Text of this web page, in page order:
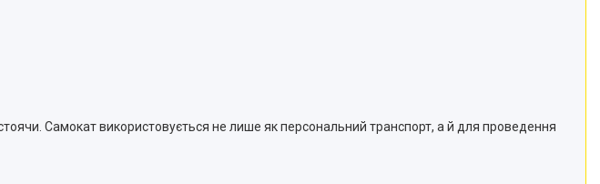
Самокат використовується не лише як персональний транспорт, а й для проведення